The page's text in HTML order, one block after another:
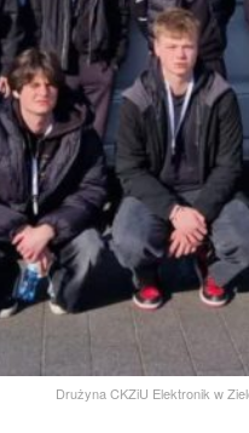
Drużyna CKZiU Elektronik w